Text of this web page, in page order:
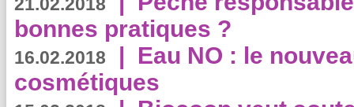
bonnes pratiques ?
16.02.2018 | Eau NO : le
cosmétiques